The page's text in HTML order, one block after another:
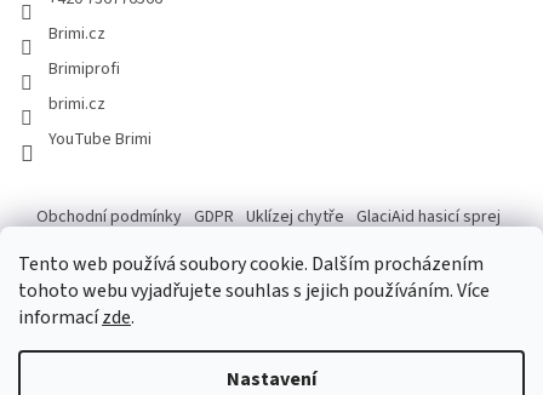
Tento web používá soubory cookie. Dalším procházením
tohoto webu vyjadřujete souhlas s jejich používáním. Více
informacízde.
Nastavení
našeho skladníka nemá, ale zdatně se k tomu blíží. Pokud tedy vaše
Brimi.cz
Brimiprofi
brimi.cz
YouTube Brimi
Obchodní podmínky GDPR Uklízej chytře GlaciAid hasicí sprej
Vytvořil Shoptet